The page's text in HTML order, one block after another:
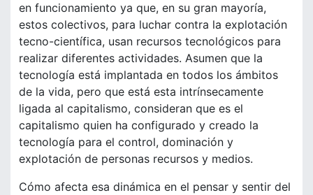
en funcionamiento ya que, en su gran mayoría,
estos colectivos, para luchar contra la explotación
tecno-científica, usan recursos tecnológicos para
realizar diferentes actividades. Asumen que la
tecnología está implantada en todos los ámbitos
de la vida, pero que está esta intrínsecamente
ligada al capitalismo, consideran que es el
capitalismo quien ha configurado y creado la
tecnología para el control, dominación y
explotación de personas recursos y medios.
Cómo afecta esa dinámica en el pensar y sentir del